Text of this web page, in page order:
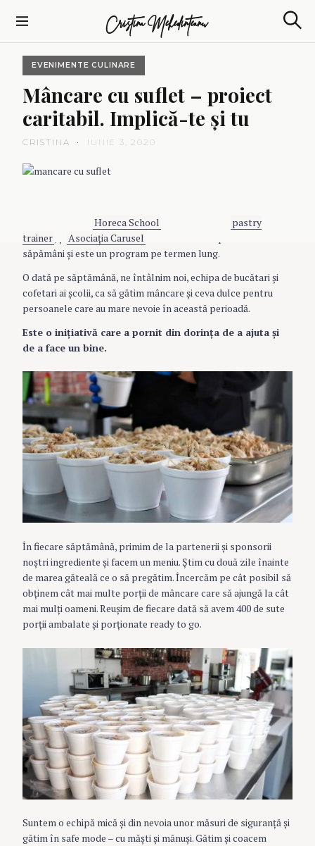
Cristina Mehedinteanu
e
EVENIMENTE CULINARE
Mâncare cu suflet – proiect
caritabil. Implică-te şitu
CRISTINA IUNIE 3, 2020
Horeca School
pastry
trainer
Asociaţia Carusel
săpămâni şi este un program pe termen lung.
O dată pe săptămână, ne întâlnim noi, echipa de bucătari şi
cofetari ai şcolii, ca să gătim mâncare şi ceva dulce pentru
persoanele care au mare nevoie în această perioadă.
Este o iniţiativă care a pornit din dorinţa de a ajuta şi
de a face un bine.
În fiecare săptămână, primim de la partenerii şi sponsorii
noştri ingrediente şi facem un meniu. Ştim cu două zile înainte
de marea găteală ce o să pregătim. Încercăm pe cât posibil să
obţinem cât mai multe porţii de mâncare care să ajungă la cât
mai mulţi oameni. Reuşim de fiecare dată să avem 400 de sute
porţii ambalate şi porţionate ready to go.
Suntem o echipă mică şi din nevoia unor măsuri de siguranţă şi
gătim în safe mode – cu măşti şi mănuşi. Gătim şi coacem